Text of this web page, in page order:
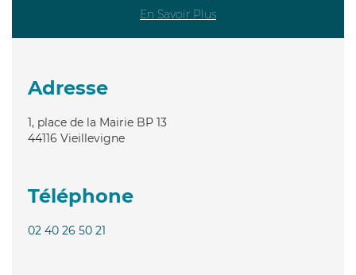
En Savoir Plus
Adresse
1, place de la Mairie BP 13
44116 Vieillevigne
Téléphone
02 40 26 50 21